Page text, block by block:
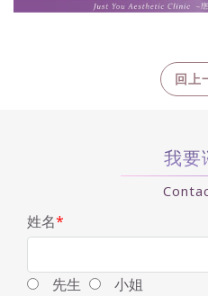
我要
姓名*
先生 小姐